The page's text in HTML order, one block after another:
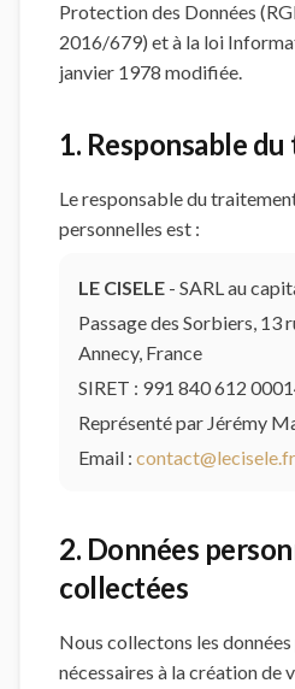
Protection des Données
2016/679) et à la loi
janvier 1978 modifiée.
1. Responsable
Le responsable du
personnelles est :
LE CISELE - SARL au
Passage des Sorbiers, 13
Annecy, France
SIRET : 991 840 612
Représenté par Jérémy
Email : contact@lecisele.fr
2. Données
collectées
Nous collectons les
nécessaires à la création de